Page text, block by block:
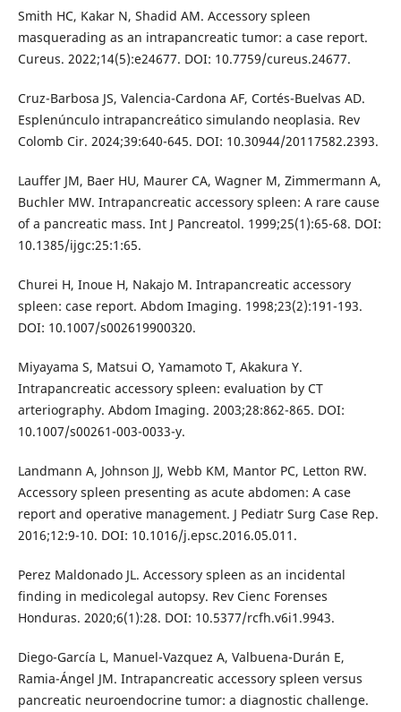
Smith HC, Kakar N, Shadid AM. Accessory spleen
masquerading as an intrapancreatic tumor: a case report.
Cureus. 2022;14(5):e24677. DOI: 10.7759/cureus.24677.
Cruz-Barbosa JS, Valencia-Cardona AF, Cortés-Buelvas AD.
Esplenúnculo intrapancreático simulando neoplasia. Rev
Colomb Cir. 2024;39:640-645. DOI: 10.30944/20117582.2393.
Lauffer JM, Baer HU, Maurer CA, Wagner M, Zimmermann A,
Buchler MW. Intrapancreatic accessory spleen: A rare cause
of a pancreatic mass. Int J Pancreatol. 1999;25(1):65-68. DOI:
10.1385/ijgc:25:1:65.
Churei H, Inoue H, Nakajo M. Intrapancreatic accessory
spleen: case report. Abdom Imaging. 1998;23(2):191-193.
DOI: 10.1007/s002619900320.
Miyayama S, Matsui O, Yamamoto T, Akakura Y.
Intrapancreatic accessory spleen: evaluation by CT
arteriography. Abdom Imaging. 2003;28:862-865. DOI:
10.1007/s00261-003-0033-y.
Landmann A, Johnson JJ, Webb KM, Mantor PC, Letton RW.
Accessory spleen presenting as acute abdomen: A case
report and operative management. J Pediatr Surg Case Rep.
2016;12:9-10. DOI: 10.1016/j.epsc.2016.05.011.
Perez Maldonado JL. Accessory spleen as an incidental
finding in medicolegal autopsy. Rev Cienc Forenses
Honduras. 2020;6(1):28. DOI: 10.5377/rcfh.v6i1.9943.
Diego-García L, Manuel-Vazquez A, Valbuena-Durán E,
Ramia-Ángel JM. Intrapancreatic accessory spleen versus
pancreatic neuroendocrine tumor: a diagnostic challenge.